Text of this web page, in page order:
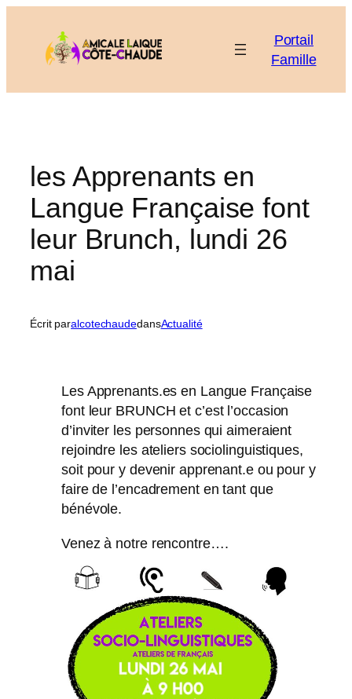
contenu
Portail
Famille
les Apprenants en
Langue Française font
leur Brunch, lundi 26
mai
Écrit paralcotechaudedansActualité
Les Apprenants.es en Langue Française
font leur BRUNCH et c’est l’occasion
d’inviter les personnes qui aimeraient
rejoindre les ateliers sociolinguistiques,
soit pour y devenir apprenant.e ou pour y
faire de l’encadrement en tant que
bénévole.
Venez à notre rencontre….